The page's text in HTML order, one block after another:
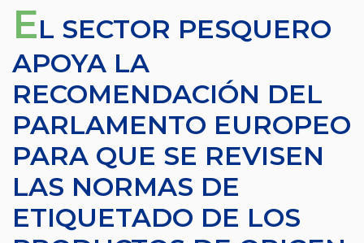
EL SECTOR PESQUERO
APOYA LA
RECOMENDACIÓN DEL
PARLAMENTO EUROPEO
PARA QUE SE REVISEN
LAS NORMAS DE
ETIQUETADO DE LOS